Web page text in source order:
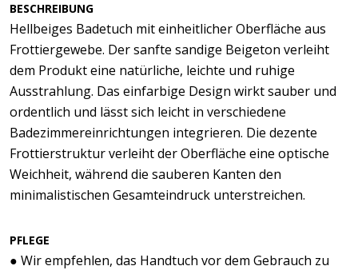
BESCHREIBUNG
Hellbeiges Badetuch mit einheitlicher Oberfläche aus
Frottiergewebe. Der sanfte sandige Beigeton verleiht
dem Produkt eine natürliche, leichte und ruhige
Ausstrahlung. Das einfarbige Design wirkt sauber und
ordentlich und lässt sich leicht in verschiedene
Badezimmereinrichtungen integrieren. Die dezente
Frottierstruktur verleiht der Oberfläche eine optische
Weichheit, während die sauberen Kanten den
minimalistischen Gesamteindruck unterstreichen.
PFLEGE
● Wir empfehlen, das Handtuch vor dem Gebrauch zu